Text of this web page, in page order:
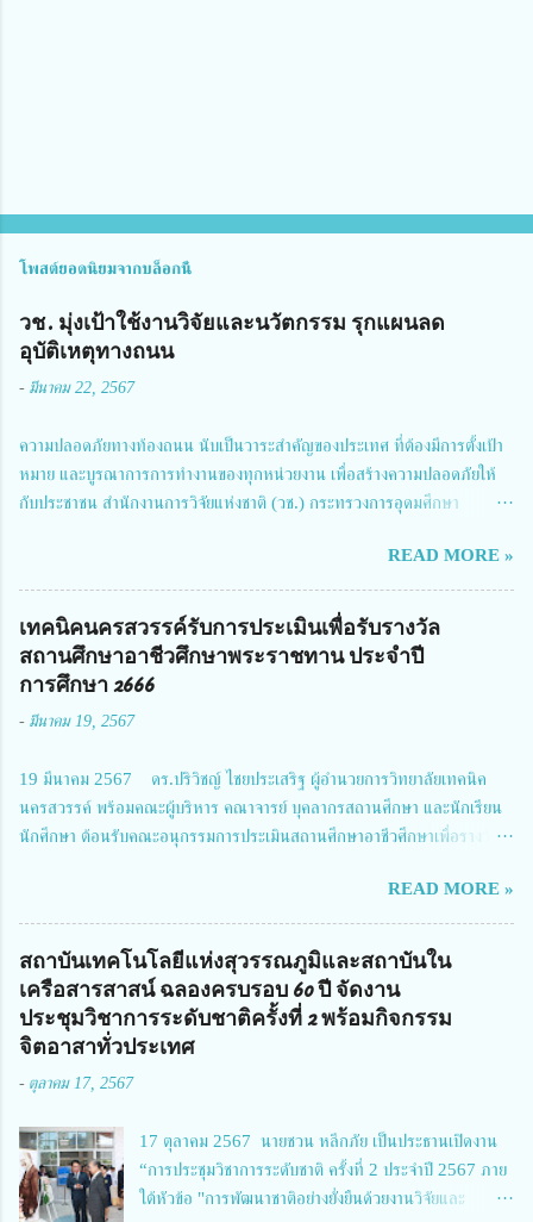
โพสต์ยอดนิยมจากบล็อกนี้
วช. มุ่งเป้าใช้งานวิจัยและนวัตกรรม รุกแผนลด
อุบัติเหตุทางถนน
- มีนาคม 22, 2567
ความปลอดภัยทางท้องถนน นับเป็นวาระสำคัญของประเทศ ที่ต้องมีการตั้งเป้า
หมาย และบูรณาการการทำงานของทุกหน่วยงาน เพื่อสร้างความปลอดภัยให้
กับประชาชน สำนักงานการวิจัยแห่งชาติ (วช.) กระทรวงการอุดมศึกษา
สมาคมวิศวกรรมชีวการแพทย์ไทย จัดการประชุมเผยแพร่ผลการดำเนินงาน
โครงการการวิจัยเชิงปฏิบัติการโดยบูรณาการทุกภาคส่วน เพื่อลดอุบัติเหตุและ
การเสียชีวิตให้สอดคล้องกับเป้าหมายแผนแม่บทฉบับที่ 5 ในวันที่ 22 มีนาคม
2567 โดยมี ดร.วิภารัตน์ ดีอ่อง ผู้อำนวยการสำนักงานการวิจัยแห่งชาติ เป็น
ประธานในพิธีเปิดพร้อมให้นโยบายการผลักดันงานวิจัยเพื่อความปลอดภัยทาง
การประชุมในครั้งนี้ นางสาวสตตกมล เกียรติพานิช ผู้อำนวยการกองบริหารทุน
Richmond Stylish Convention Hotel จังหวัดนนทบุรี ดร.วิภารัตน์ ดีอ่อง
ผู้อำนวยการสำนักงานการวิจัยแห่งชาติ กล่าวว่า วช. ในฐานะหน่วยงานบริหาร
จัดการทุนวิจัยและนวัตกรรมได้เล็งเห็นถึงความสำคัญของกา...
READ MORE »
เทคนิคนครสวรรค์รับการประเมินเพื่อรับรางวัล
สถานศึกษาอาชีวศึกษาพระราชทาน ประจำปี
การศึกษา 2666
- มีนาคม 19, 2567
19 มีนาคม 2567 ดร.ปริวิชญ์ ไชยประเสริฐ ผู้อำนวยการวิทยาลัยเทคนิค
นครสวรรค์ พร้อมคณะผู้บริหาร คณาจารย์ บุคลากรสถานศึกษา และนักเรียน
นักศึกษา ต้อนรับคณะอนุกรรมการประเมินสถานศึกษาอาชีวศึกษาเพื่อรางวัล
นายจักรภพ เนวะมาตย์ ผู้อำนวยการวิทยาลัยเทคนิคตาก ประธานคณะอนุกร
รมการฯ 1.นายวณิชา คณะใน ผู้ทรงคุณวุฒิ 2.นายภัทธาวุธ โพธา ผู้อำนวย
การวิทยาลัยสารพัดช่างกำแพงเพชร 3.นางสาวหัตถาภรณ์ เสาร์เรือน ผู้อำนวย
การวิทยาลัยการอาชีพบ้านตาก 4.นางเพ็ญศรี ขุนทอง ผู้อำนวยการวิทยาลัย
การอาชีพรัตนประสิทธิ์วิทย์ 5.นายธเนศ คงวังทอง ผู้อำนวยการวิทยาลัย
เกษตรและเทคโนโลยีพิจิตร 6.นายชัยณรงค์ คชมาตย์ ผู้อำนวยการวิทยาลัย
8.นายณัฐกฤต ภูทวี รองผู้อำนวยการวิทยาลัยเทคนิคตาก นายจักรภพ กล่าว
ว่า วิทยาลัยเทคนิคนครสวรรค์เป็นสถานศึกษาขนาดใหญ่พิเศษ มีความเป็นมาที่
ยาวนาน มีบุคลากร นักเรียน นักศึกษาจำนวนมาก ต้องการควา...
READ MORE »
สถาบันเทคโนโลยีแห่งสุวรรณภูมิและสถาบันใน
เครือสารสาสน์ ฉลองครบรอบ 60 ปี จัดงาน
ประชุมวิชาการระดับชาติครั้งที่ 2 พร้อมกิจกรรม
จิตอาสาทั่วประเทศ
- ตุลาคม 17, 2567
17 ตุลาคม 2567 นายชวน หลีกภัย เป็นประธานเปิดงาน
“การประชุมวิชาการระดับชาติ ครั้งที่ 2 ประจำปี 2567 ภาย
ใต้หัวข้อ "การพัฒนาชาติอย่างยั่งยืนด้วยงานวิจัยและ